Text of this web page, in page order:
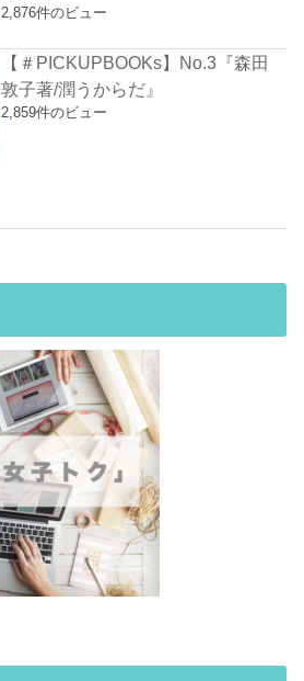
2,876件のビュー
【＃PICKUPBOOKs】No.3『森田
敦子著/潤うからだ』
2,859件のビュー